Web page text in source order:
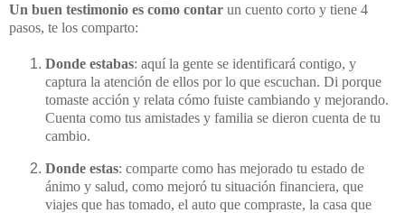
Un buen testimonio es como contar un cuento corto y tiene 4
pasos, te los comparto:
Donde estabas: aquí la gente se identificará contigo, y
captura la atención de ellos por lo que escuchan. Di porque
tomaste acción y relata cómo fuiste cambiando y mejorando.
Cuenta como tus amistades y familia se dieron cuenta de tu
cambio.
Donde estas: comparte como has mejorado tu estado de
ánimo y salud, como mejoró tu situación financiera, que
viajes que has tomado, el auto que compraste, la casa que